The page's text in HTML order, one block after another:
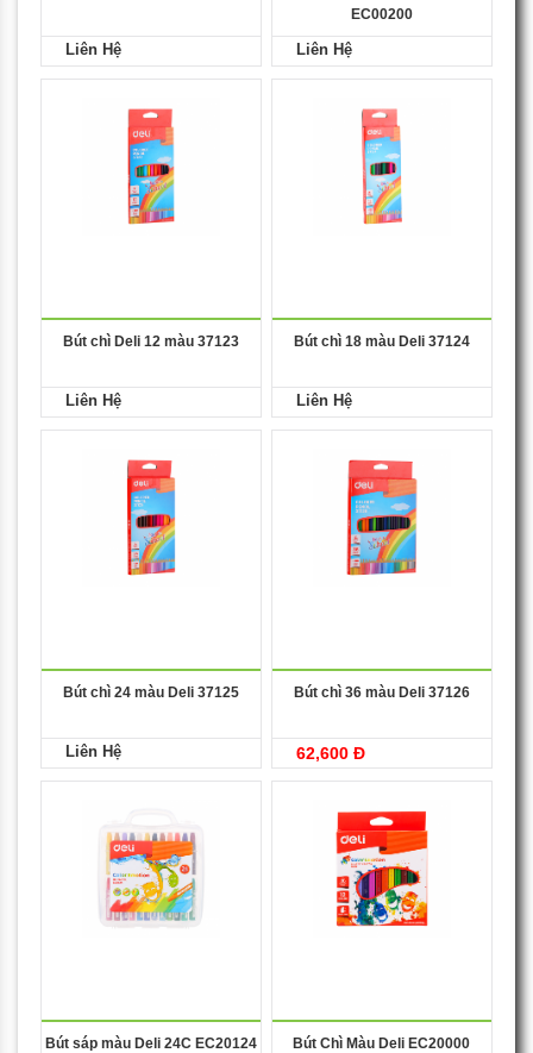
Liên Hệ
EC00200
Liên Hệ
Bút chì Deli 12 màu 37123
Liên Hệ
Bút chì 18 màu Deli 37124
Liên Hệ
Bút chì 24 màu Deli 37125
Liên Hệ
Bút chì 36 màu Deli 37126
62,600 Đ
Bút sáp màu Deli 24C EC20124 Bút Chì Màu Deli EC20000